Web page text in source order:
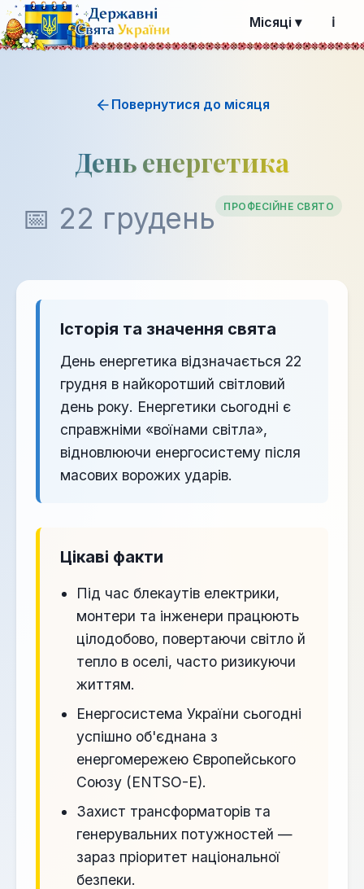
Місяці ▾ ℹ️
Повернутися до місяця
День енергетика
📅 22 грудень ПРОФЕСІЙНЕ СВЯТО
Історія та значення свята
День енергетика відзначається 22
грудня в найкоротший світловий
день року. Енергетики сьогодні є
справжніми «воїнами світла»,
відновлюючи енергосистему після
масових ворожих ударів.
Цікаві факти
Під час блекаутів електрики,
монтери та інженери працюють
цілодобово, повертаючи світло й
тепло в оселі, часто ризикуючи
життям.
Енергосистема України сьогодні
успішно об'єднана з
енергомережею Європейського
Союзу (ENTSO-E).
Захист трансформаторів та
генерувальних потужностей —
зараз пріоритет національної
безпеки.